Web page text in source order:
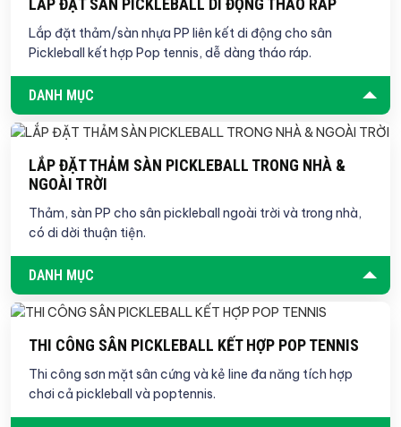
LẮP ĐẶT SÂN PICKLEBALL DI ĐỘNG THÁO RÁP
Lắp đặt thảm/sàn nhựa PP liên kết di động cho sân
Pickleball kết hợp Pop tennis, dễ dàng tháo ráp.
DANH MỤC
LẮP ĐẶT THẢM SÀN PICKLEBALL TRONG NHÀ &
NGOÀI TRỜI
Thảm, sàn PP cho sân pickleball ngoài trời và trong nhà,
DANH MỤC
THI CÔNG SÂN PICKLEBALL KẾT HỢP POP TENNIS
Thi công sơn mặt sân cứng và kẻ line đa năng tích hợp